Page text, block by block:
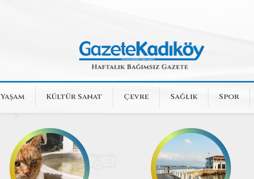
Yaşam Kültür Sanat Çevre Sağlık Spor